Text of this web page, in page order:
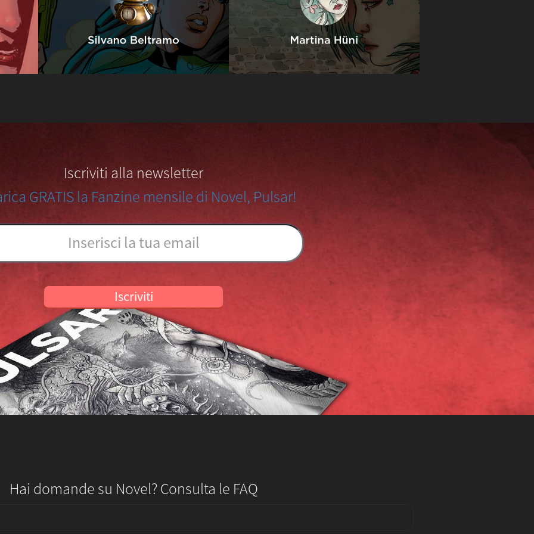
Iscriviti alla newsletter
GRATIS la Fanzine mensile di Novel, Pulsar!
Iscriviti
Hai domande su Novel? Consulta le FAQ